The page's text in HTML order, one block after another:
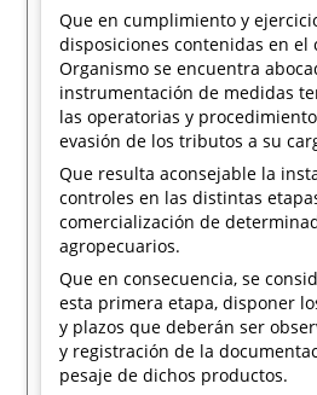
Que en cumplimiento y
disposiciones contenidas en el
Organismo se encuentra
instrumentación de medidas
las operatorias y
evasión de los tributos a su
Que resulta aconsejable la
controles en las distintas
comercialización de
agropecuarios.
Que en consecuencia, se
esta primera etapa, disponer
y plazos que deberán ser
y registración de la
pesaje de dichos productos.